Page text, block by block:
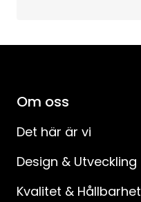
Om oss
Det här är vi
Design & Utveckling
Kvalitet & Hållbarhet